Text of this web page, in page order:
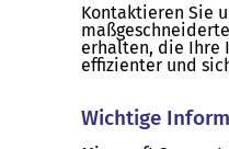
Kontaktieren Sie
erhalten, die Ihre
effizienter und
Wichtige